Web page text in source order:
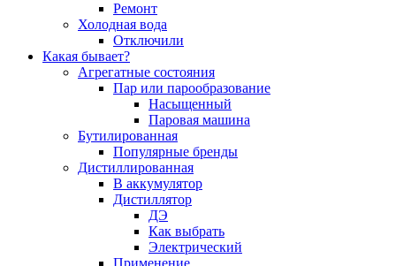
Ремонт
Холодная вода
Отключили
Какая бывает?
Агрегатные состояния
Пар или парообразование
Насыщенный
Паровая машина
Бутилированная
Популярные бренды
Дистиллированная
В аккумулятор
Дистиллятор
ДЭ
Как выбрать
Электрический
Применение